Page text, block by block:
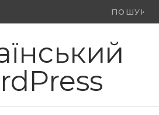
Ви
F X
(
Y
o